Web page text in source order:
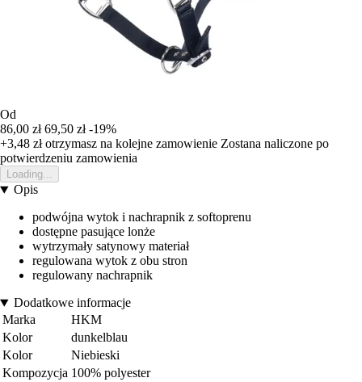
Od
86,00 zł 69,50 zł -19%
+3,48 złotrzymasz na kolejne zamowienie Zostana naliczone po
potwierdzeniu zamowienia
Loading...
Opis
podwójna wytok i nachrapnik z softoprenu
dostępne pasujące lonże
wytrzymały satynowy materiał
regulowana wytok z obu stron
regulowany nachrapnik
Dodatkowe informacje
Marka
HKM
Kolor
dunkelblau
Kolor
Niebieski
Kompozycja 100% polyester